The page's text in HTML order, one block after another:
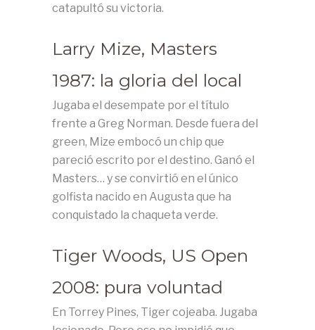
catapultó su victoria.
Larry Mize, Masters
1987: la gloria del local
Jugaba el desempate por el título
frente a Greg Norman. Desde fuera del
green, Mize embocó un chip que
pareció escrito por el destino. Ganó el
Masters… y se convirtió en el único
golfista nacido en Augusta que ha
conquistado la chaqueta verde.
Tiger Woods, US Open
2008: pura voluntad
En Torrey Pines, Tiger cojeaba. Jugaba